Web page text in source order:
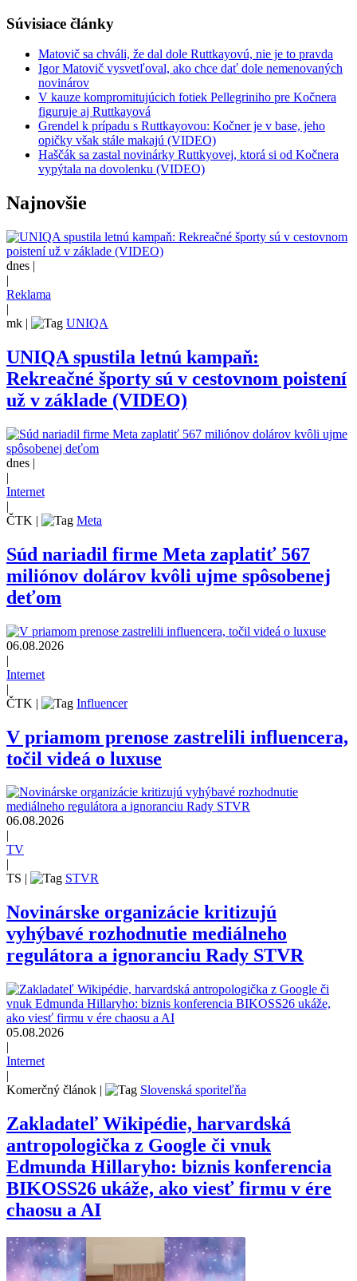
Súvisiace články
Matovič sa chváli, že dal dole Ruttkayovú, nie je to pravda
Igor Matovič vysvetľoval, ako chce dať dole nemenovaných
novinárov
V kauze kompromitujúcich fotiek Pellegriniho pre Kočnera
figuruje aj Ruttkayová
Grendel k prípadu s Ruttkayovou: Kočner je v base, jeho
opičky však stále makajú (VIDEO)
Haščák sa zastal novinárky Ruttkyovej, ktorá si od Kočnera
vypýtala na dovolenku (VIDEO)
Najnovšie
dnes |
|
Reklama
|
mk | UNIQA
UNIQA spustila letnú kampaň:
Rekreačné športy sú v cestovnom poistení
už v základe (VIDEO)
dnes |
|
Internet
|
ČTK | Meta
Súd nariadil firme Meta zaplatiť 567
miliónov dolárov kvôli ujme spôsobenej
deťom
06.08.2026
|
Internet
|
ČTK | Influencer
V priamom prenose zastrelili influencera,
točil videá o luxuse
06.08.2026
TV
TS
STVR
Novinárske organizácie kritizujú
vyhýbavé rozhodnutie mediálneho
regulátora a ignoranciu Rady STVR
05.08.2026
|
Internet
|
Komerčný článok | Slovenská sporiteľňa
Zakladateľ Wikipédie, harvardská
antropologička z Google či vnuk
Edmunda Hillaryho: biznis konferencia
BIKOSS26 ukáže, ako viesť firmu v ére
chaosu a AI